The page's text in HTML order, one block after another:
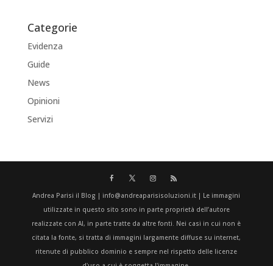
Categorie
Evidenza
Guide
News
Opinioni
Servizi
Andrea Parisi il Blog | info@andreaparisisoluzioni.it | Le immagini
utilizzate in questo sito sono in parte proprietà dell’autore
realizzate con AI, in parte tratte da altre fonti. Nei casi in cui non è
citata la fonte, si tratta di immagini largamente diffuse su internet,
ritenute di pubblico dominio e sempre nel rispetto delle licenze